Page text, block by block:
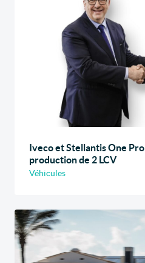
Iveco et Stellantis One
production de 2 LCV
Véhicules